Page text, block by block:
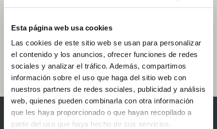
Esta página web usa cookies
Las cookies de este sitio web se usan para personalizar
el contenido y los anuncios, ofrecer funciones de redes
sociales y analizar el tráfico. Además, compartimos
información sobre el uso que haga del sitio web con
nuestros partners de redes sociales, publicidad y análisis
web, quienes pueden combinarla con otra información
que les haya proporcionado o que hayan recopilado a
partir del uso que haya hecho de sus servicios.
Actualización permanente
Seguridad 365/24
TARIFA PLANA ANUAL